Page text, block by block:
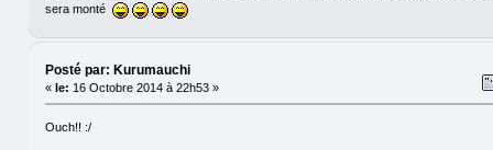
sera monté
Posté par: Kurumauchi
« le: 16 Octobre 2014 à 22h53 »
Ouch!! :/